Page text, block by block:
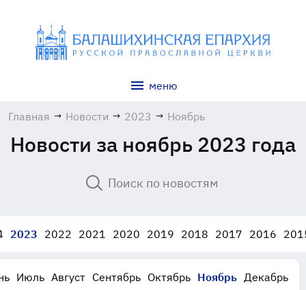
меню
Главная → Новости → 2023 → Ноябрь
Новости за ноябрь 2023 года
2023 2022 2021 2020 2019 2018 2017 2016
Июль Август Сентябрь Октябрь Ноябрь Декабрь